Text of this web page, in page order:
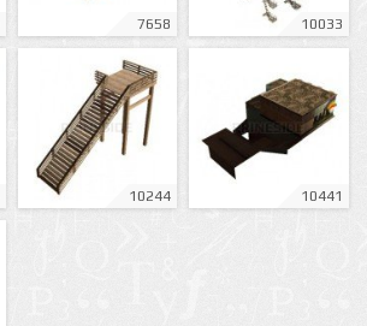
7658 10033
10244 10441